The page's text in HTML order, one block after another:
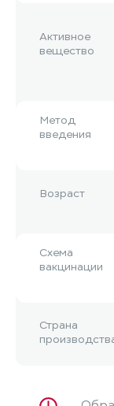
Активное
вещество
Метод
введения
Возраст
Схема
вакцинации
Страна